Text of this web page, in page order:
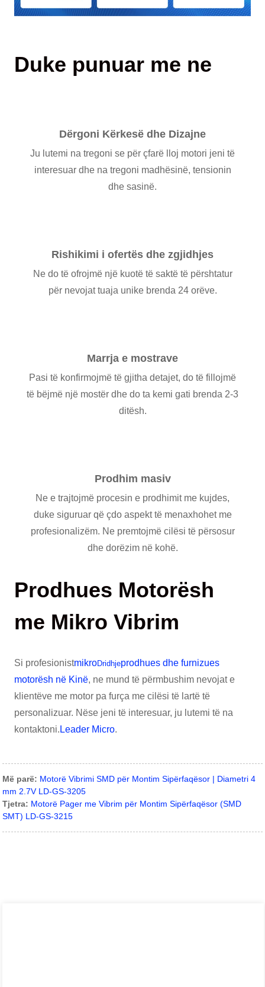
Duke punuar me ne
Dërgoni Kërkesë dhe Dizajne
Ju lutemi na tregoni se për çfarë lloj motori jeni të
interesuar dhe na tregoni madhësinë, tensionin
dhe sasinë.
Rishikimi i ofertës dhe zgjidhjes
Ne do të ofrojmë një kuotë të saktë të përshtatur
për nevojat tuaja unike brenda 24 orëve.
Marrja e mostrave
Pasi të konfirmojmë të gjitha detajet, do të fillojmë
të bëjmë një mostër dhe do ta kemi gati brenda 2-3
ditësh.
Prodhim masiv
Ne e trajtojmë procesin e prodhimit me kujdes,
duke siguruar që çdo aspekt të menaxhohet me
profesionalizëm. Ne premtojmë cilësi të përsosur
dhe dorëzim në kohë.
Prodhues Motorësh
me Mikro Vibrim
Si profesionistmikroDridhjeprodhues dhe furnizues
motorësh në Kinë, ne mund të përmbushim nevojat e
klientëve me motor pa furça me cilësi të lartë të
personalizuar. Nëse jeni të interesuar, ju lutemi të na
kontaktoni.Leader Micro.
Më parë: Motorë Vibrimi SMD për Montim Sipërfaqësor | Diametri 4
mm 2.7V LD-GS-3205
Tjetra: Motorë Pager me Vibrim për Montim Sipërfaqësor (SMD
SMT) LD-GS-3215